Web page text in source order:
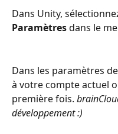
Dans Unity,
Paramètres dans le
Dans les paramètres
à votre compte actuel
première fois.
développement :)